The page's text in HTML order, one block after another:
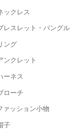
ックレス
レスレット・バングル
ング
ンクレット
ーネス
ローチ
ッション小物
子